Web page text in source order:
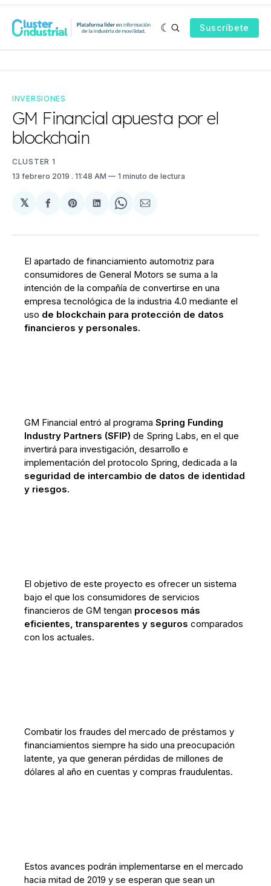
Suscríbete
INVERSIONES
GM Financial apuesta por el
blockchain
CLUSTER 1
13 febrero 2019 . 11:48 AM 1 minuto de lectura
𝕏
Compartir
Facebook
Share
Pinterest
Compartir
LinkedIn
Share
WhatsApp
Compartir
Email
El apartado de financiamiento automotriz para
consumidores de General Motors se suma a la
intención de la compañía de convertirse en una
empresa tecnológica de la industria 4.0 mediante el
uso de blockchain para protección de datos
financieros y personales.
GM Financial entró al programaSpring Funding
Industry Partners (SFIP) de Spring Labs, en el que
invertirá para investigación, desarrollo e
implementación del protocolo Spring, dedicada a la
seguridad de intercambio de datos de identidad
y riesgos.
El objetivo de este proyecto es ofrecer un sistema
bajo el que los consumidores de servicios
financieros de GM tengan procesos más
eficientes, transparentes y seguros comparados
con los actuales.
Combatir los fraudes del mercado de préstamos y
financiamientos siempre ha sido una preocupación
latente, ya que generan pérdidas de millones de
dólares al año en cuentas y compras fraudulentas.
Estos avances podrán implementarse en el mercado
hacia mitad de 2019 y se esperan que sean un